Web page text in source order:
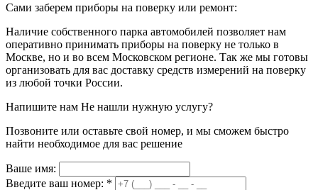
Сами заберем приборы на поверку или ремонт:
Наличие собственного парка автомобилей позволяет нам
оперативно принимать приборы на поверку не только в
Москве, но и во всем Московском регионе. Так же мы готовы
организовать для вас доставку средств измерений на поверку
из любой точки России.
Напишите нам Не нашли нужную услугу?
Позвоните или оставьте свой номер, и мы сможем быстро
найти необходимое для вас решение
Ваше имя:
Введите ваш номер: *